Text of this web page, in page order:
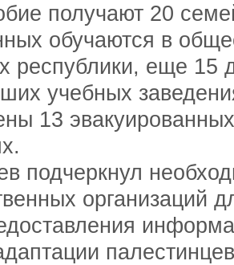
получают 20
обучаются в
республики, еще 15
учебных
13
подчеркнул
организаций